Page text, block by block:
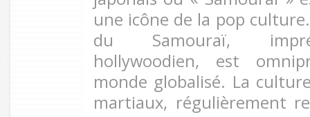
une icône de la pop
du Samouraï,
hollywoodien, est
monde globalisé. La
martiaux, régulièrement